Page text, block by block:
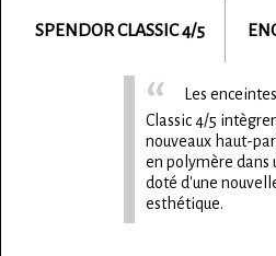
SPENDORCLASSIC 4/5
Les
Classic 4/5
nouveaux haut-
en polymère dans
doté d'une
esthétique.